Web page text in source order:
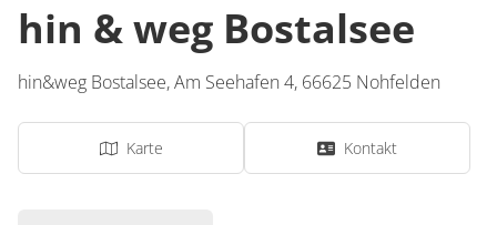
hin & weg Bostalsee
hin&weg Bostalsee,Am Seehafen 4, 66625 Nohfelden
Karte Kontakt